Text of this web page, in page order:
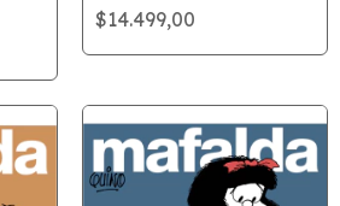
$14.499,00